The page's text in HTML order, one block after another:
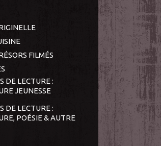
FILMÉS
DE LECTURE :
JEUNESSE
DE LECTURE :
POÉSIE & AUTRE